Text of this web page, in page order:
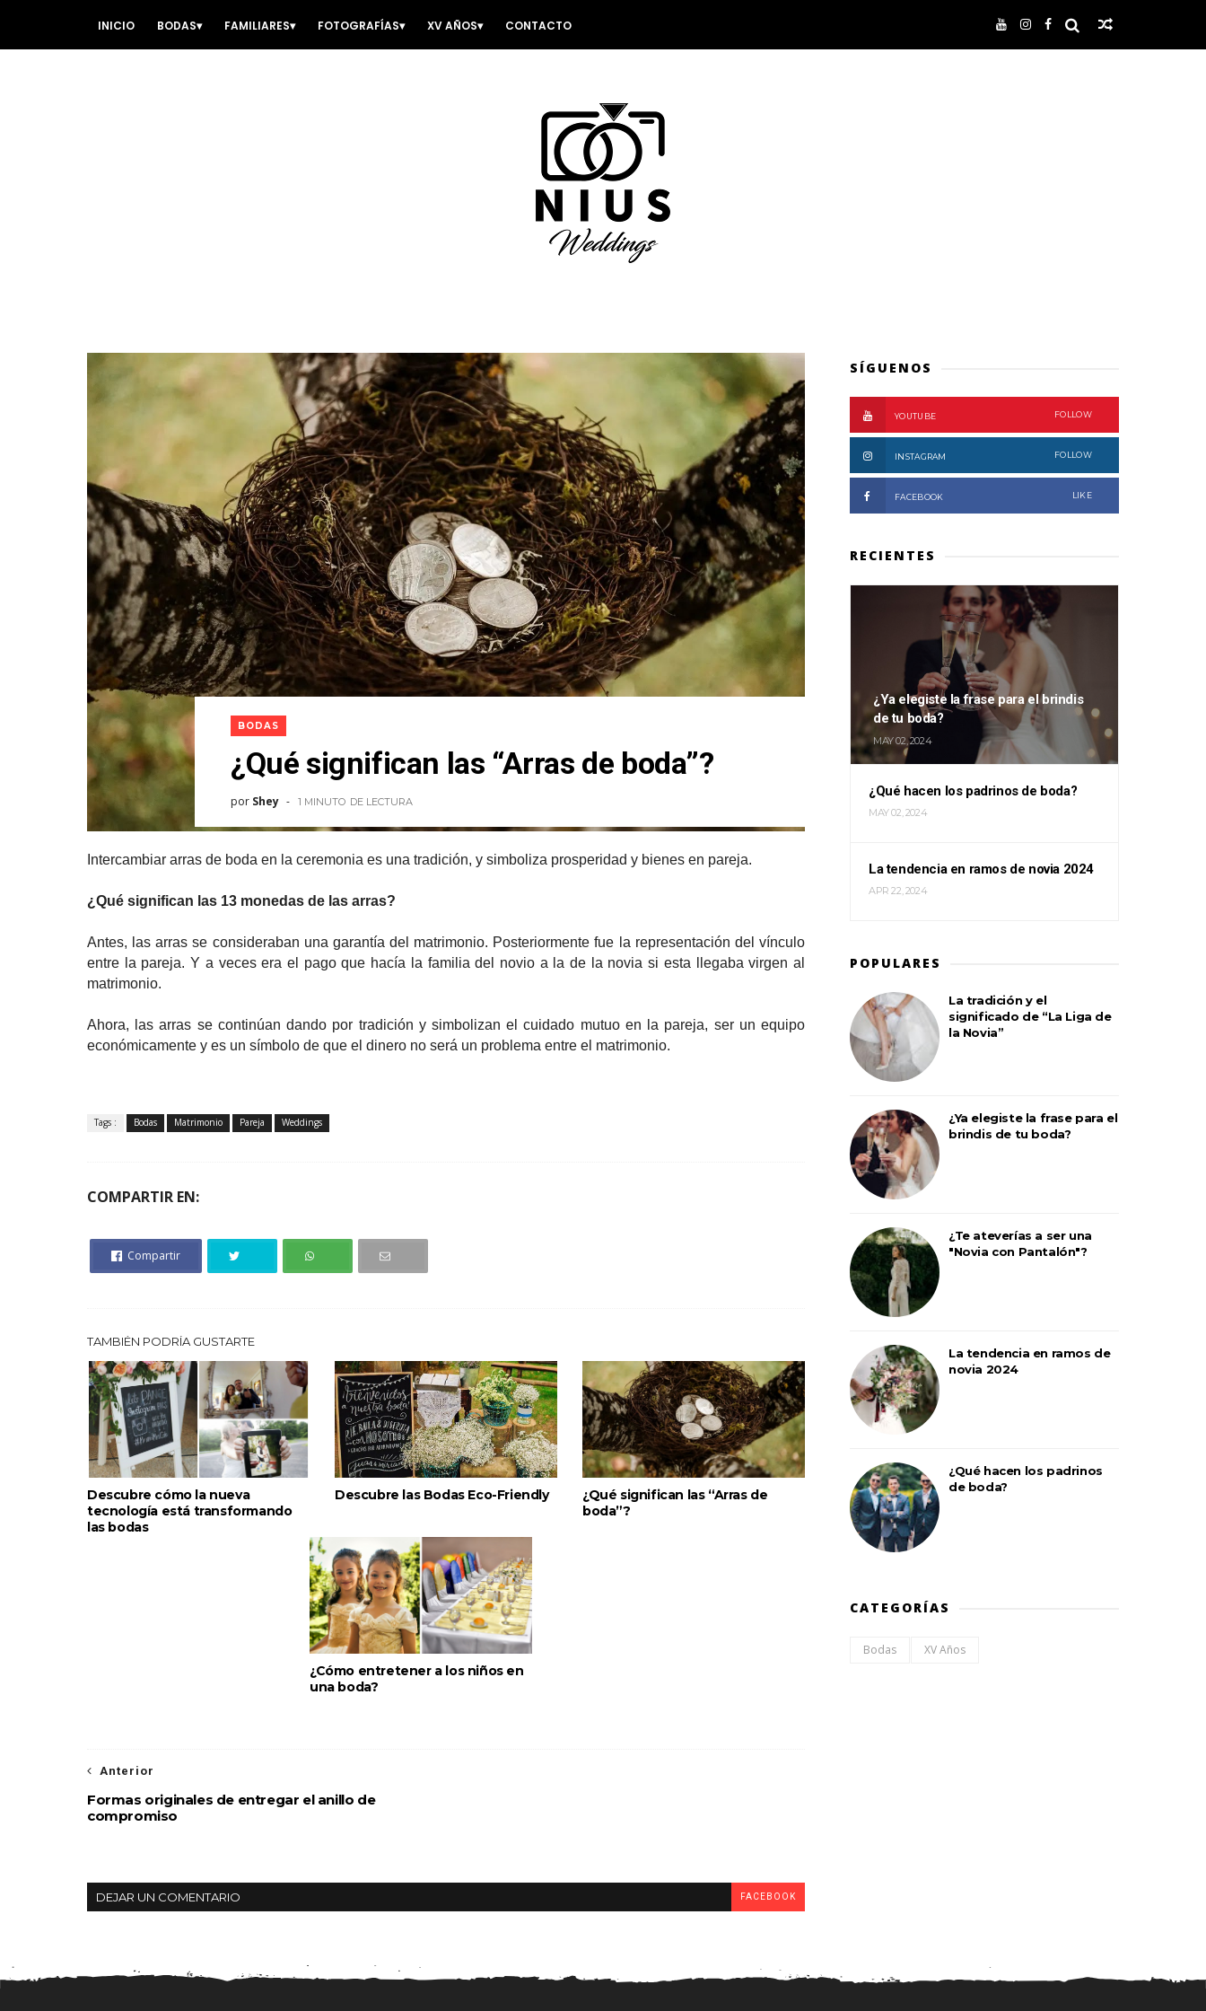
INICIO BODAS FAMILIARES FOTOGRAFÍAS XV AÑOS CONTACTO
BODAS
¿Qué significan las “Arras de boda”?
por Shey 1 MINUTO DE LECTURA
Intercambiar arras de boda en la ceremonia es una tradición, y simboliza prosperidad y bienes en pareja.
¿Qué significan las 13 monedas de las arras?
Antes, las arras se consideraban una garantía del matrimonio. Posteriormente fue la representación del vínculo
entre la pareja. Y a veces era el pago que hacía la familia del novio a la de la novia si esta llegaba virgen al
matrimonio.
Ahora, las arras se continúan dando por tradición y simbolizan el cuidado mutuo en la pareja, ser un equipo
económicamente y es un símbolo de que el dinero no será un problema entre el matrimonio.
Tags : Bodas Matrimonio Pareja Weddings
COMPARTIR EN:
Compartir
TAMBIÉN PODRÍA GUSTARTE
Descubre cómo la nueva
tecnología está transformando
las bodas
Descubre las Bodas Eco-Friendly
¿Qué significan las “Arras de
boda”?
¿Cómo entretener a los niños en
una boda?
Anterior
Formas originales de entregar el anillo de
compromiso
DEJAR UN COMENTARIO FACEBOOK
SÍGUENOS
YOUTUBE FOLLOW
INSTAGRAM FOLLOW
FACEBOOK LIKE
RECIENTES
¿Ya elegiste la frase para el brindis
de tu boda?
MAY 02, 2024
¿Qué hacen los padrinos de boda?
MAY 02, 2024
La tendencia en ramos de novia 2024
APR 22, 2024
POPULARES
La tradición y el
significado de “La Liga de
la Novia”
¿Ya elegiste la frase para el
brindis de tu boda?
¿Te ateverías a ser una
"Novia con Pantalón"?
La tendencia en ramos de
novia 2024
¿Qué hacen los padrinos
de boda?
CATEGORÍAS
Bodas XV Años